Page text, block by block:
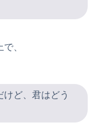
、
けど、君はどう